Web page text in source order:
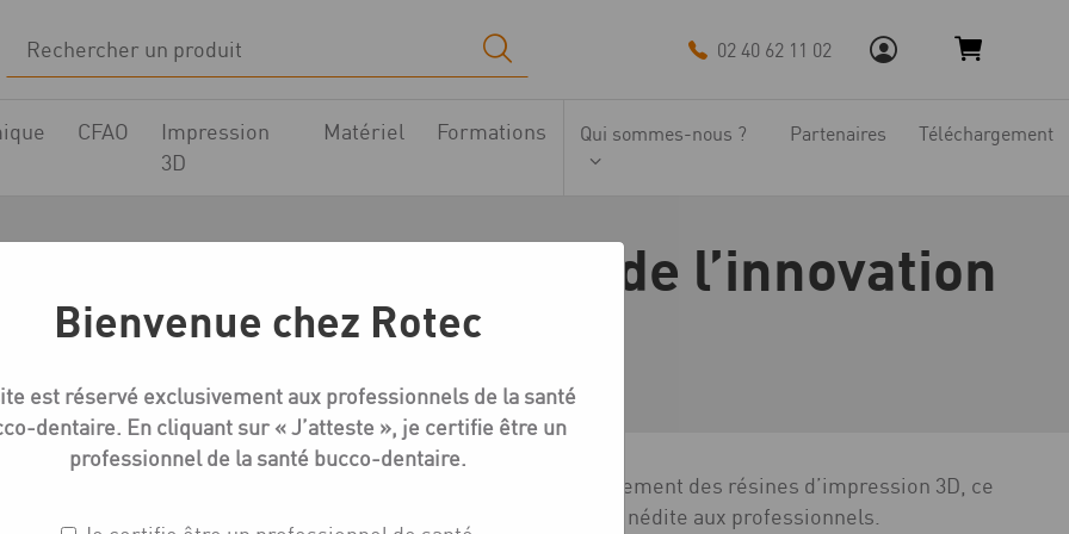
02 40 62 11 02
CFAO
Impression
3D
Matériel Formations Qui sommes-nous ? Partenaires Téléchargement
à la pointe de l’innovation
de précision et d’efficacité. Conçu pour optimiser le durcissement des résines d’impression 3D, ce
des résultats exceptionnels, tout en offrant une flexibilité inédite aux professionnels.
Bienvenue chez Rotec
est réservé exclusivement aux professionnels de la santé
dentaire. En cliquant sur « J’atteste », je certifie être un
professionnel de la santé bucco-dentaire.